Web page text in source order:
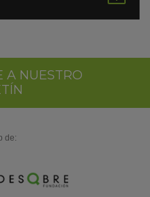
en
A NUESTRO
de: